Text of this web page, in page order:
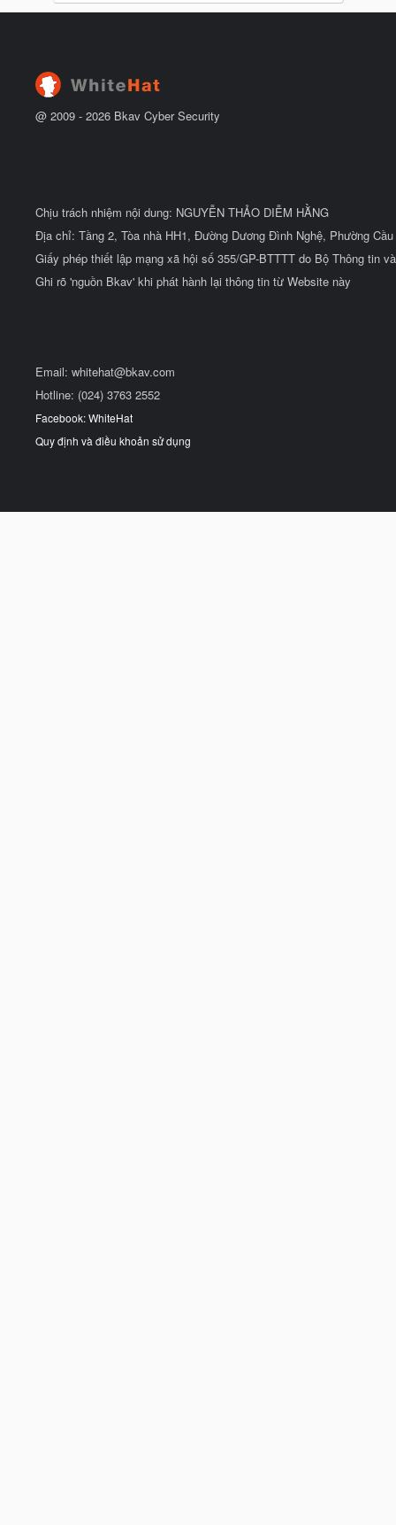
@ 2009 - 2026 Bkav Cyber Security
Chịu trách nhiệm nội dung: NGUYỄN THẢO DIỄM HẰNG
Địa chỉ: Tầng 2, Tòa nhà HH1, Đường Dương Đình Nghệ, Phường
Giấy phép thiết lập mạng xã hội số 355/GP-BTTTT do Bộ Thông tin
Ghi rõ 'nguồn Bkav' khi phát hành lại thông tin từ Website này
Email: whitehat@bkav.com
Hotline: (024) 3763 2552
Facebook: WhiteHat
Quy định và điều khoản sử dụng